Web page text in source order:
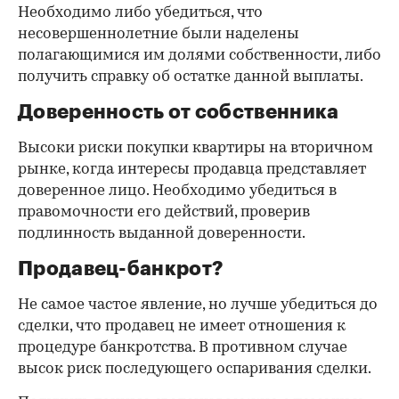
Необходимо либо убедиться, что
несовершеннолетние были наделены
полагающимися им долями собственности, либо
получить справку об остатке данной выплаты.
Доверенность от собственника
Высоки риски покупки квартиры на вторичном
рынке, когда интересы продавца представляет
доверенное лицо. Необходимо убедиться в
правомочности его действий, проверив
подлинность выданной доверенности.
Продавец-банкрот?
Не самое частое явление, но лучше убедиться до
сделки, что продавец не имеет отношения к
процедуре банкротства. В противном случае
высок риск последующего оспаривания сделки.